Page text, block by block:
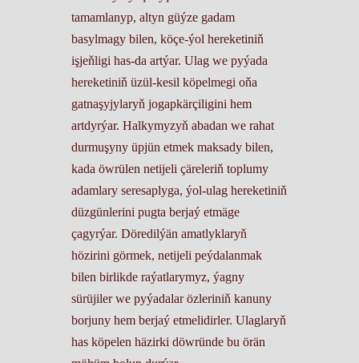
tamamlanyp, altyn güýze gadam
basylmagy bilen, köçe-ýol hereketiniň
işjeňligi has-da artýar. Ulag we pyýada
hereketiniň üzül-kesil köpelmegi oňa
gatnaşyjylaryň jogapkärçiligini hem
artdyrýar. Halkymyzyň abadan we rahat
durmuşyny üpjün etmek maksady bilen,
kada öwrülen netijeli çäreleriň toplumy
adamlary seresaplyga, ýol-ulag hereketiniň
düzgünlerini pugta berjaý etmäge
çagyrýar. Döredilýän amatlyklaryň
hözirini görmek, netijeli peýdalanmak
bilen birlikde raýatlarymyz, ýagny
sürüjiler we pyýadalar özleriniň kanuny
borjuny hem berjaý etmelidirler. Ulaglaryň
has köpelen häzirki döwründe bu örän